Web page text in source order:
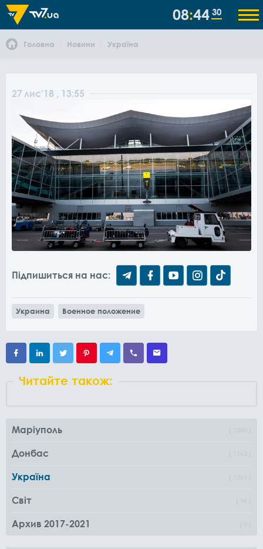
08 44 30
Головна Новини Україна
27 лис'18 , 13:55
Підпишиться на нас:
Украина Военное положение
Читайте також:
Маріуполь
Донбас
Україна
Світ
Архив 2017-2021